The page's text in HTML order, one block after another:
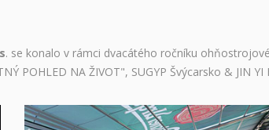
. se konalo v rámci dvacátého ročníku
POHLED NA ŽIVOT", SUGYP Švýcarsko & JIN YI